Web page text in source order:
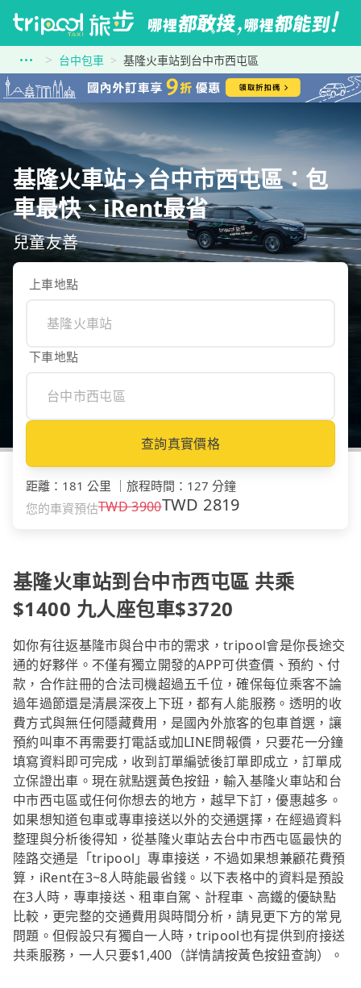
台中包車 基隆火車站到台中市西屯區
基隆火車站→台中市西屯區：包
車最快、iRent最省
兒童友善
上車地點
下車地點
查詢真實價格
距離 ： 181 公里 旅程時間 ： 127 分鐘
您的車資預估TWD3900TWD 2819
基隆火車站到台中市西屯區 共乘
$1400 九人座包車$3720
如你有往返基隆市與台中市的需求，tripool會是你長途交
通的好夥伴。不僅有獨立開發的APP可供查價、預約、付
款，合作註冊的合法司機超過五千位，確保每位乘客不論
過年過節還是清晨深夜上下班，都有人能服務。透明的收
費方式與無任何隱藏費用，是國內外旅客的包車首選，讓
預約叫車不再需要打電話或加LINE問報價，只要花一分鐘
填寫資料即可完成，收到訂單編號後訂單即成立，訂單成
立保證出車。現在就點選黃色按鈕，輸入基隆火車站和台
中市西屯區或任何你想去的地方，越早下訂，優惠越多。
如果想知道包車或專車接送以外的交通選擇，在經過資料
整理與分析後得知，從基隆火車站去台中市西屯區最快的
陸路交通是「tripool」專車接送，不過如果想兼顧花費預
算，iRent在3~8人時能最省錢。以下表格中的資料是預設
在3人時，專車接送、租車自駕、計程車、高鐵的優缺點
比較，更完整的交通費用與時間分析，請見更下方的常見
問題。但假設只有獨自一人時，tripool也有提供到府接送
共乘服務，一人只要$1,400（詳情請按黃色按鈕查詢）。